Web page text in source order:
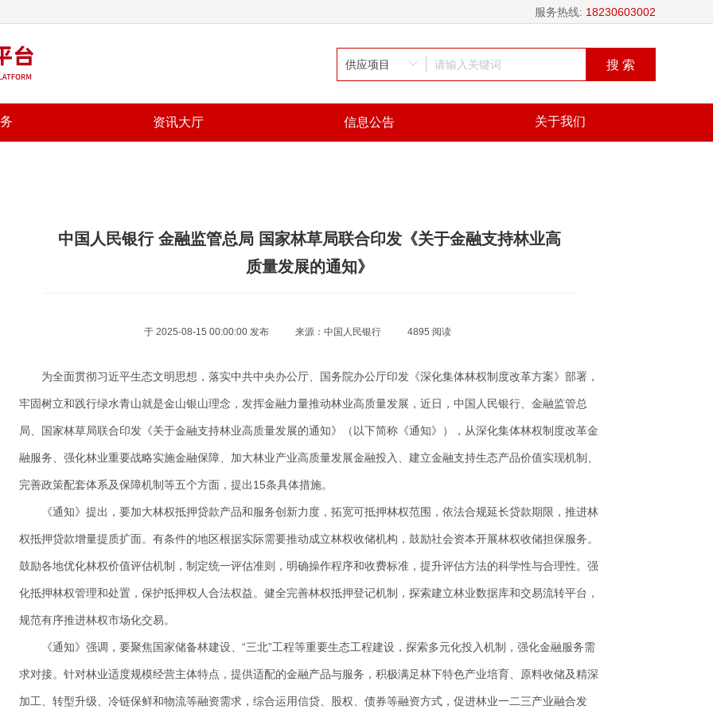
服务热线: 18230603002
搜 索
资讯大厅 信息公告 关于我们
中国人民银行 金融监管总局 国家林草局联合印发《关于金融支持林业高
质量发展的通知》
于 2025-08-15 00:00:00 发布 来源：中国人民银行 4895 阅读
为全面贯彻习近平生态文明思想，落实中共中央办公厅、国务院办公厅印发《深化集体林权制度改革方案》部署，
牢固树立和践行绿水青山就是金山银山理念，发挥金融力量推动林业高质量发展，近日，中国人民银行、金融监管总
局、国家林草局联合印发《关于金融支持林业高质量发展的通知》（以下简称《通知》），从深化集体林权制度改革金
融服务、强化林业重要战略实施金融保障、加大林业产业高质量发展金融投入、建立金融支持生态产品价值实现机制、
完善政策配套体系及保障机制等五个方面，提出15条具体措施。
《通知》提出，要加大林权抵押贷款产品和服务创新力度，拓宽可抵押林权范围，依法合规延长贷款期限，推进林
权抵押贷款增量提质扩面。有条件的地区根据实际需要推动成立林权收储机构，鼓励社会资本开展林权收储担保服务。
鼓励各地优化林权价值评估机制，制定统一评估准则，明确操作程序和收费标准，提升评估方法的科学性与合理性。强
化抵押林权管理和处置，保护抵押权人合法权益。健全完善林权抵押登记机制，探索建立林业数据库和交易流转平台，
规范有序推进林权市场化交易。
《通知》强调，要聚焦国家储备林建设、“三北”工程等重要生态工程建设，探索多元化投入机制，强化金融服务需
求对接。针对林业适度规模经营主体特点，提供适配的金融产品与服务，积极满足林下特色产业培育、原料收储及精深
加工、转型升级、冷链保鲜和物流等融资需求，综合运用信贷、股权、债券等融资方式，促进林业一二三产业融合发